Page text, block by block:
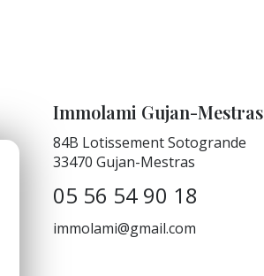
Immolami Gujan-Mestras
84B Lotissement Sotogrande
33470 Gujan-Mestras
05 56 54 90 18
immolami@gmail.com